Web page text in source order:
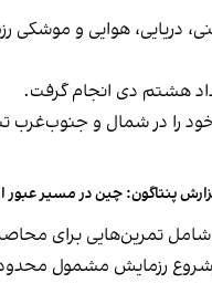
هشتم دی انجام گرفت.
را در شمال و جنوب‌غرب
پنتاگون: چین در مسیر عبور
تمرین‌هایی برای